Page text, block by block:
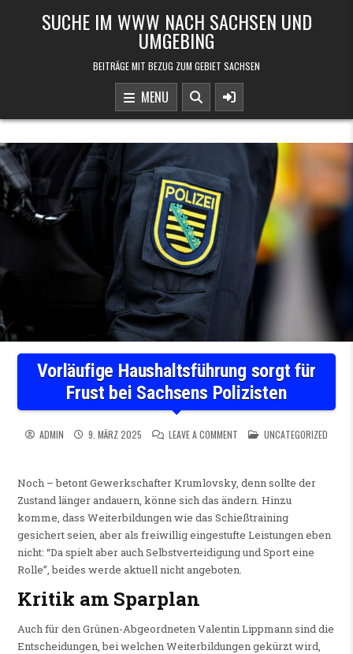
SUCHE IM WWW NACH SACHSEN UND
UMGEBING
BEITRÄGE MIT BEZUG ZUM GEBIET SACHSEN
MENU
Vorläufige Haushaltsführung sorgt für
Frust bei Sachsens Polizisten
ADMIN 9. MÄRZ 2025 LEAVE A COMMENT ON VORLÄUFIGE
POSTED IN
UNCATEGORIZED
Noch – betont Gewerkschafter Krumlovsky, denn sollte der
Zustand länger andauern, könne sich das ändern. Hinzu
komme, dass Weiterbildungen wie das Schießtraining
gesichert seien, aber als freiwillig eingestufte Leistungen eben
nicht: “Da spielt aber auch Selbstverteidigung und Sport eine
Rolle”, beides werde aktuell nicht angeboten.
Kritik am Sparplan
Auch für den Grünen-Abgeordneten Valentin Lippmann sind die
Entscheidungen, bei welchen Weiterbildungen gekürzt wird,